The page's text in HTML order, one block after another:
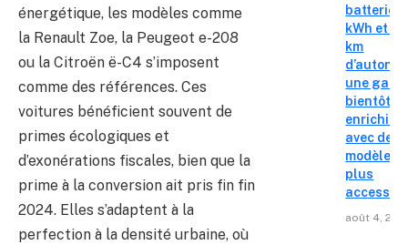
énergétique, les modèles comme
la Renault Zoe, la Peugeot e-208
ou la Citroën ë-C4 s’imposent
comme des références. Ces
voitures bénéficient souvent de
primes écologiques et
d’exonérations fiscales, bien que la
prime à la conversion ait pris fin fin
2024. Elles s’adaptent à la
perfection à la densité urbaine, où
batterie
kWh et
km
une
bientôt
enrichie
avec des
modèles
plus
août 4,